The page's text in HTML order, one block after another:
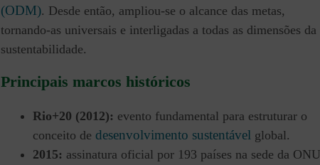
(ODM). Desde então, ampliou-se o alcance das metas,
tornando-as universais e interligadas a todas as dimensões da
sustentabilidade.
Principais marcos históricos
Rio+20 (2012): evento fundamental para estruturar o
conceito de desenvolvimento sustentável global.
2015: assinatura oficial por 193 países na sede da